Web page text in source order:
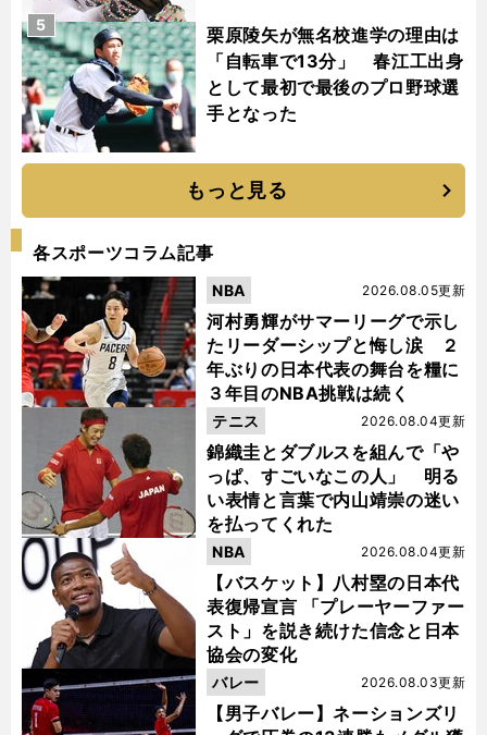
栗原陵矢が無名校進学の理由は
「自転車で13分」 春江工出身
として最初で最後のプロ野球選
手となった
5
もっと見る
各スポーツコラム記事
河村勇輝がサマーリーグで示し
たリーダーシップと悔し涙 ２
年ぶりの日本代表の舞台を糧に
３年目のNBA挑戦は続く
2026.08.05更新
NBA
錦織圭とダブルスを組んで「や
っぱ、すごいなこの人」 明る
い表情と言葉で内山靖崇の迷い
を払ってくれた
2026.08.04更新
テニス
【バスケット】八村塁の日本代
表復帰宣言 「プレーヤーファー
スト」を説き続けた信念と日本
協会の変化
2026.08.04更新
NBA
【男子バレー】ネーションズリ
2026.08.03更新
バレー